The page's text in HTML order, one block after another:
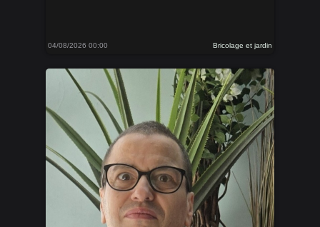
04/08/2026 00:00 Bricolage et jardin